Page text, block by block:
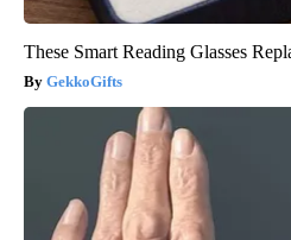
These Smart Reading Glasses
GekkoGifts